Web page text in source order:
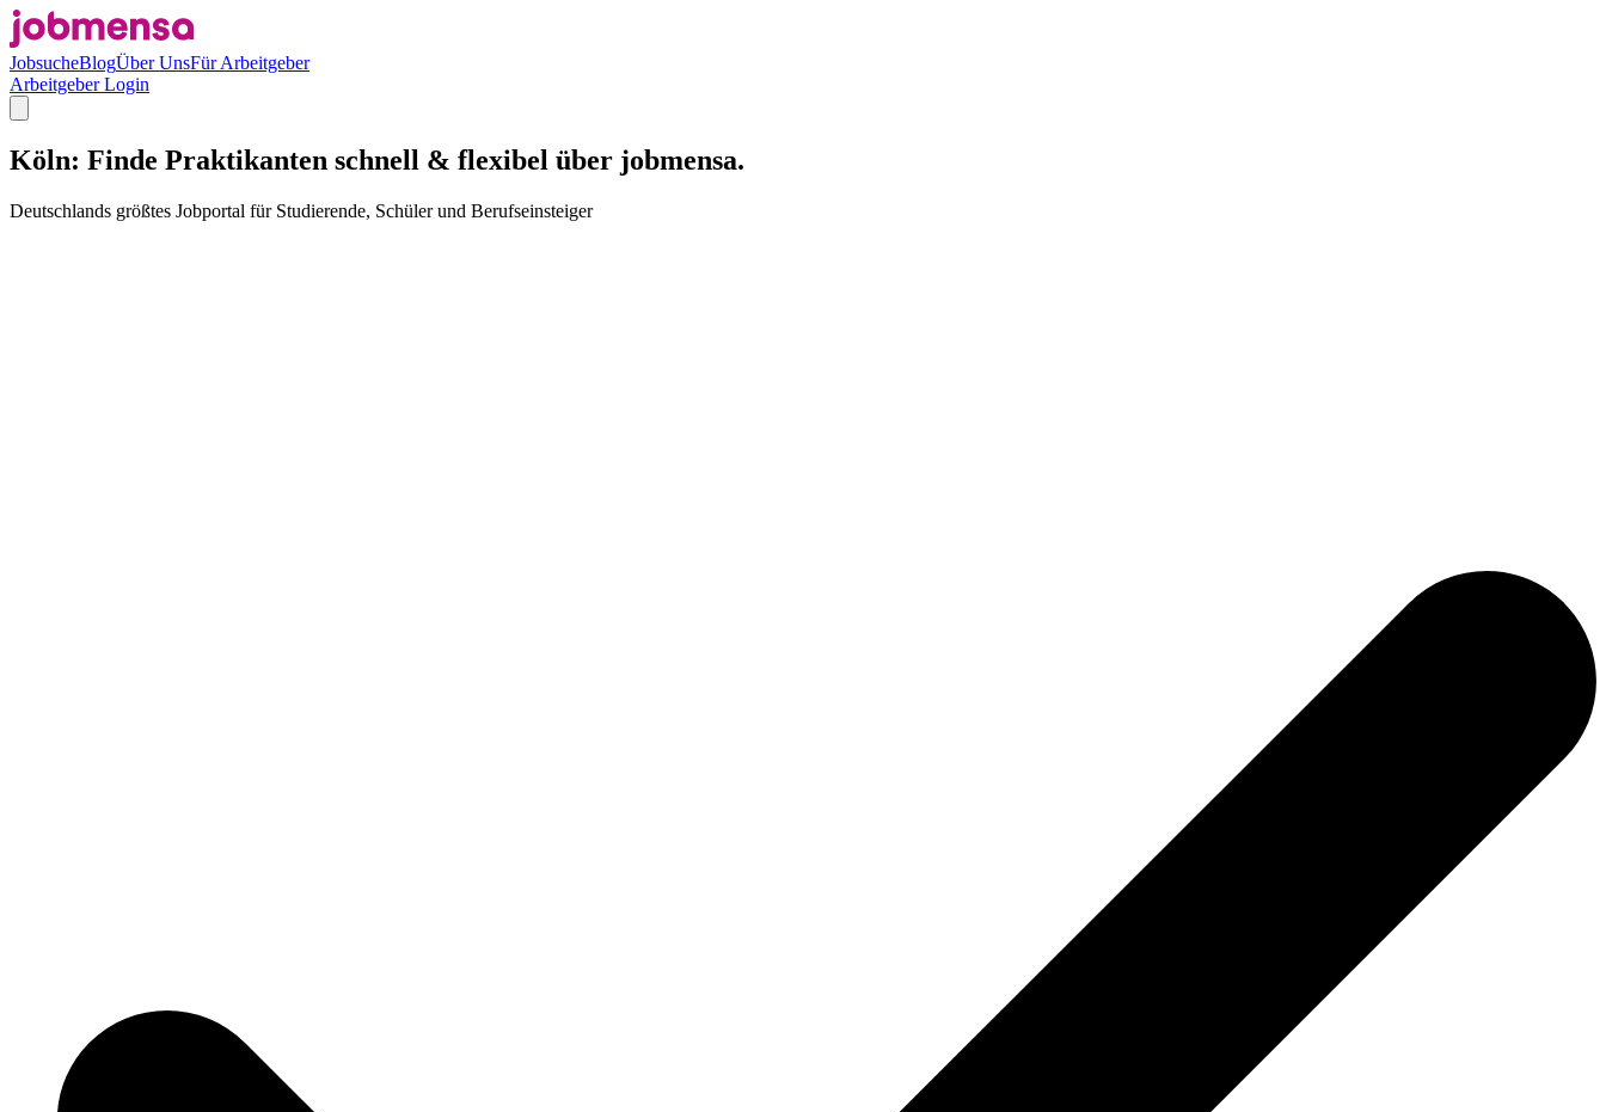
JobsucheBlogÜber UnsFür Arbeitgeber
Arbeitgeber Login
Köln: Finde Praktikanten schnell & flexibel über jobmensa.
Deutschlands größtes Jobportal für Studierende, Schüler und Berufseinsteiger